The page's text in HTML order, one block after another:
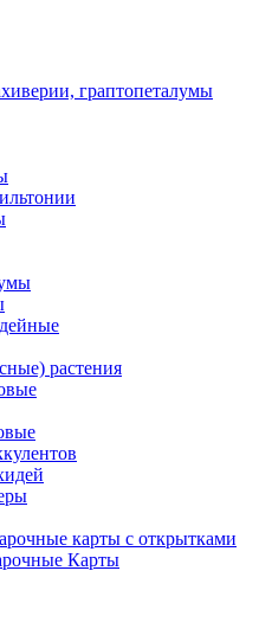
граптопеталумы
растения
карты с открытками
Карты